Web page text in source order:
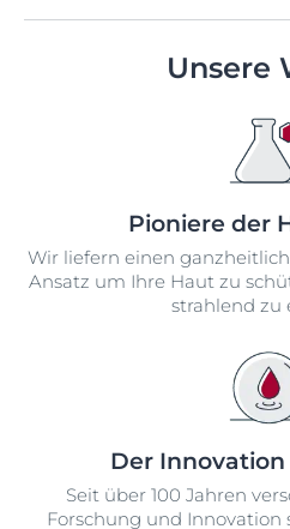
Unsere
Pioniere der
Wir liefern einen
Ansatz um Ihre Haut zu
strahlend zu
Der
Seit über 100 Jahren
Forschung und Innovation